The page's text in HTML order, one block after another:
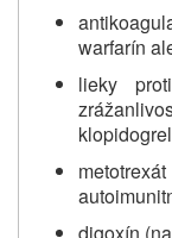
warfarín
lieky
klopidogrel